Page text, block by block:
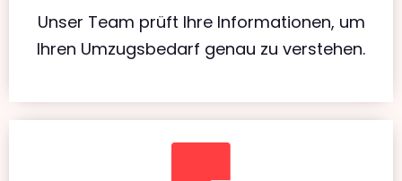
Unser Team prüft Ihre Informationen, um
Ihren Umzugsbedarf genau zu verstehen.